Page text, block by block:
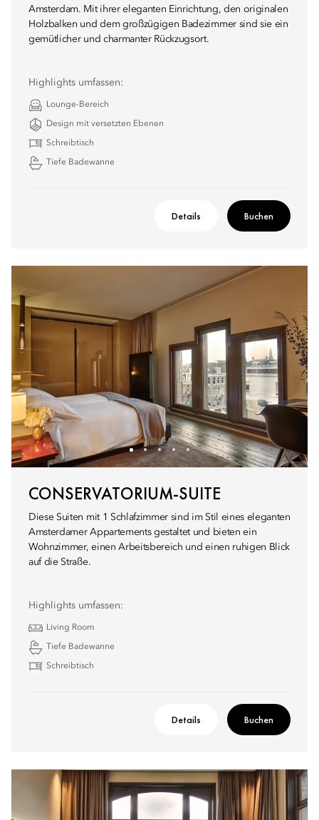
Amsterdam. Mit ihrer eleganten Einrichtung, den originalen
Holzbalken und dem großzügigen Badezimmer sind sie ein
gemütlicher und charmanter Rückzugsort.
Highlights umfassen:
Lounge-Bereich
Design mit versetzten Ebenen
Schreibtisch
Tiefe Badewanne
Details Buchen
CONSERVATORIUM-SUITE
Diese Suiten mit 1 Schlafzimmer sind im Stil eines eleganten
Amsterdamer Appartements gestaltet und bieten ein
Wohnzimmer, einen Arbeitsbereich und einen ruhigen Blick
auf die Straße.
Highlights umfassen:
Living Room
Tiefe Badewanne
Schreibtisch
Details Buchen